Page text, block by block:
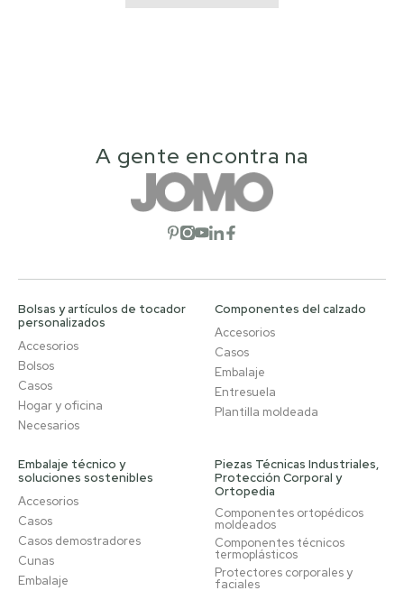
A gente encontra na
Abrir red social
Abrir red social
Abrir red social
Abrir red social
Abrir red social
Bolsas y artículos de tocador
personalizados
Accesorios
Bolsos
Casos
Hogar y oficina
Necesarios
Componentes del calzado
Accesorios
Casos
Embalaje
Entresuela
Plantilla moldeada
Embalaje técnico y
soluciones sostenibles
Accesorios
Casos
Casos demostradores
Cunas
Embalaje
Piezas Técnicas Industriales,
Protección Corporal y
Ortopedia
Componentes ortopédicos
moldeados
Componentes técnicos
termoplásticos
Protectores corporales y
faciales